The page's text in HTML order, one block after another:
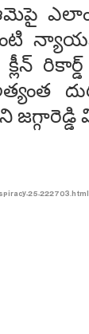
25-222703.html